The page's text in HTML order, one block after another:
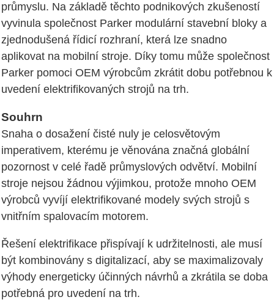
průmyslu. Na základě těchto podnikových zkušeností
vyvinula společnost Parker modulární stavební bloky a
zjednodušená řídicí rozhraní, která lze snadno
aplikovat na mobilní stroje. Díky tomu může společnost
Parker pomoci OEM výrobcům zkrátit dobu potřebnou k
uvedení elektrifikovaných strojů na trh.
Souhrn
Snaha o dosažení čisté nuly je celosvětovým
imperativem, kterému je věnována značná globální
pozornost v celé řadě průmyslových odvětví. Mobilní
stroje nejsou žádnou výjimkou, protože mnoho OEM
výrobců vyvíjí elektrifikované modely svých strojů s
vnitřním spalovacím motorem.
Řešení elektrifikace přispívají k udržitelnosti, ale musí
být kombinovány s digitalizací, aby se maximalizovaly
výhody energeticky účinných návrhů a zkrátila se doba
potřebná pro uvedení na trh.